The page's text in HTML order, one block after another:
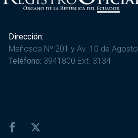
Dirección:
Mañosca Nº 201 y Av. 10 de Agosto
Teléfono: 3941800 Ext. 3134